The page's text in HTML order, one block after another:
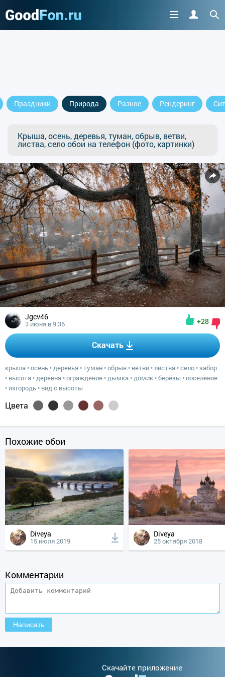
Праздники Природа Разное Рендеринг
Крыша, осень, деревья, туман, обрыв, ветви,
листва, село обои на телефон (фото, картинки)
Jgcv46
3 июня в 9:36 +28
Скачать
крыша •осень •деревья •туман •обрыв • ветви •листва •село •забор
• высота •деревня •ограждение •дымка •домик •берёзы • поселение
• изгородь • вид с высоты
Цвета
Похожие обои
Diveya
15 июля 2019
Diveya
25 октября 2018
Комментарии
Cкачайте приложение